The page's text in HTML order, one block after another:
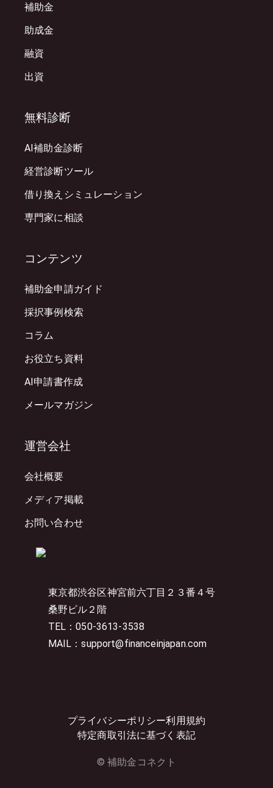
東京都渋谷区神宮前六丁目２３番４号
桑野ビル２階
TEL：050-3613-3538
MAIL：support@financeinjapan.com
プライバシーポリシー利用規約
特定商取引法に基づく表記
© 補助金コネクト
補助金
助成金
融資
出資
無料診断
AI補助金診断
経営診断ツール
借り換えシミュレーション
専門家に相談
コンテンツ
補助金申請ガイド
採択事例検索
コラム
お役立ち資料
AI申請書作成
メールマガジン
運営会社
会社概要
メディア掲載
お問い合わせ